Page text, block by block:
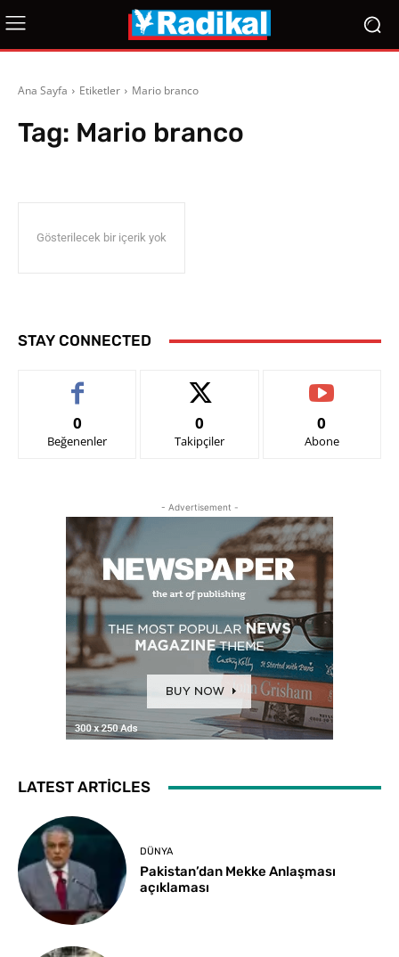
Ana Sayfa Etiketler Mario branco
Tag: Mario branco
Gösterilecek bir içerik yok
STAY CONNECTED
0
Beğenenler
0
Takipçiler
0
Abone
- Advertisement -
LATEST ARTICLES
DÜNYA
Pakistan’dan Mekke Anlaşması
açıklaması